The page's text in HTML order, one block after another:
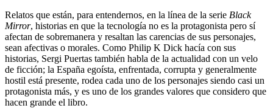
Relatos que están, para entendernos, en la línea de la serie Black
Mirror, historias en que la tecnología no es la protagonista pero sí
afectan de sobremanera y resaltan las carencias de sus personajes,
sean afectivas o morales. Como Philip K Dick hacía con sus
historias, Sergi Puertas también habla de la actualidad con un velo
de ficción; la España egoísta, enfrentada, corrupta y generalmente
hostil está presente, rodea cada uno de los personajes siendo casi un
protagonista más, y es uno de los grandes valores que considero que
hacen grande el libro.